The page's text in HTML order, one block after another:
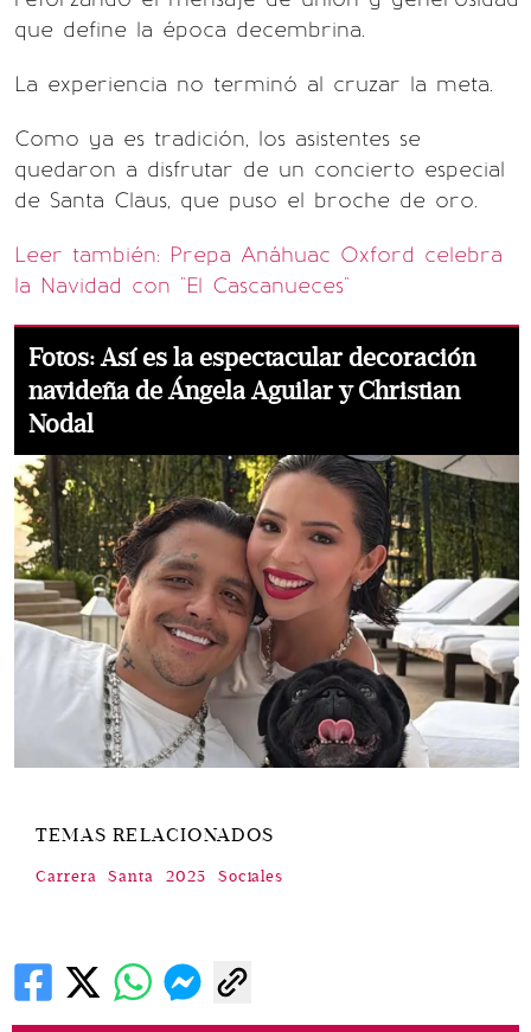
que define la época decembrina.
La experiencia no terminó al cruzar la meta.
Como ya es tradición, los asistentes se
quedaron a disfrutar de un concierto especial
de Santa Claus, que puso el broche de oro.
Leer también: Prepa Anáhuac Oxford celebra
la Navidad con "El Cascanueces"
Fotos: Así es la espectacular decoración
navideña de Ángela Aguilar y Christian
Nodal
TEMAS RELACIONADOS
Carrera Santa 2025 Sociales